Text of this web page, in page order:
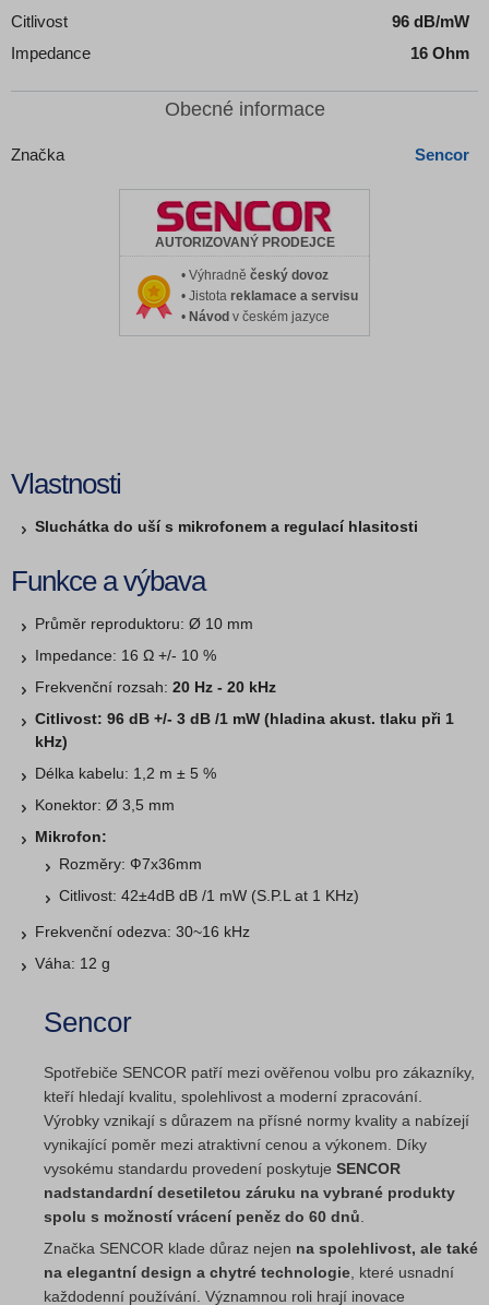
Citlivost
96 dB/mW
Impedance
16 Ohm
Obecné informace
Značka Sencor
AUTORIZOVANÝ PRODEJCE
• Výhradně český dovoz
• Jistota reklamace a servisu
• Návod v českém jazyce
Vlastnosti
Sluchátka do uší s mikrofonem a regulací hlasitosti
Funkce a výbava
Průměr reproduktoru: Ø 10 mm
Impedance: 16 Ω +/- 10 %
Frekvenční rozsah: 20 Hz - 20 kHz
Citlivost: 96 dB +/- 3 dB /1 mW (hladina akust. tlaku při 1
kHz)
Délka kabelu: 1,2 m ± 5 %
Konektor: Ø 3,5 mm
Mikrofon:
Rozměry: Ф7x36mm
Citlivost: 42±4dB dB /1 mW (S.P.L at 1 KHz)
Frekvenční odezva: 30~16 kHz
Váha: 12 g
Sencor
Spotřebiče SENCOR patří mezi ověřenou volbu pro zákazníky,
kteří hledají kvalitu, spolehlivost a moderní zpracování.
Výrobky vznikají s důrazem na přísné normy kvality a nabízejí
vynikající poměr mezi atraktivní cenou a výkonem. Díky
vysokému standardu provedení poskytuje SENCOR
nadstandardní desetiletou záruku na vybrané produkty
spolu s možností vrácení peněz do 60 dnů
Značka SENCOR klade důraz nejen na spolehlivost, ale také
na elegantní design a chytré technologie , které usnadní
každodenní používání. Významnou roli hrají inovace